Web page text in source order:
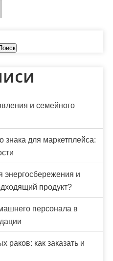
и семейного
знака для маркетплейса:
энергосбережения и
продукт?
персонала в
раков: как заказать и